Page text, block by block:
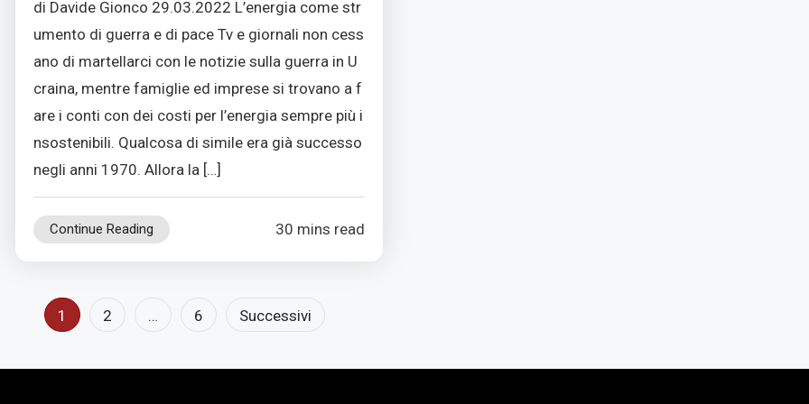
di Davide Gionco 29.03.2022 L’energia come str
umento di guerra e di pace Tv e giornali non cess
ano di martellarci con le notizie sulla guerra in U
craina, mentre famiglie ed imprese si trovano a f
are i conti con dei costi per l’energia sempre più i
nsostenibili. Qualcosa di simile era già successo
negli anni 1970. Allora la […]
Continue Reading 30 mins read
1 2 … 6 Successivi